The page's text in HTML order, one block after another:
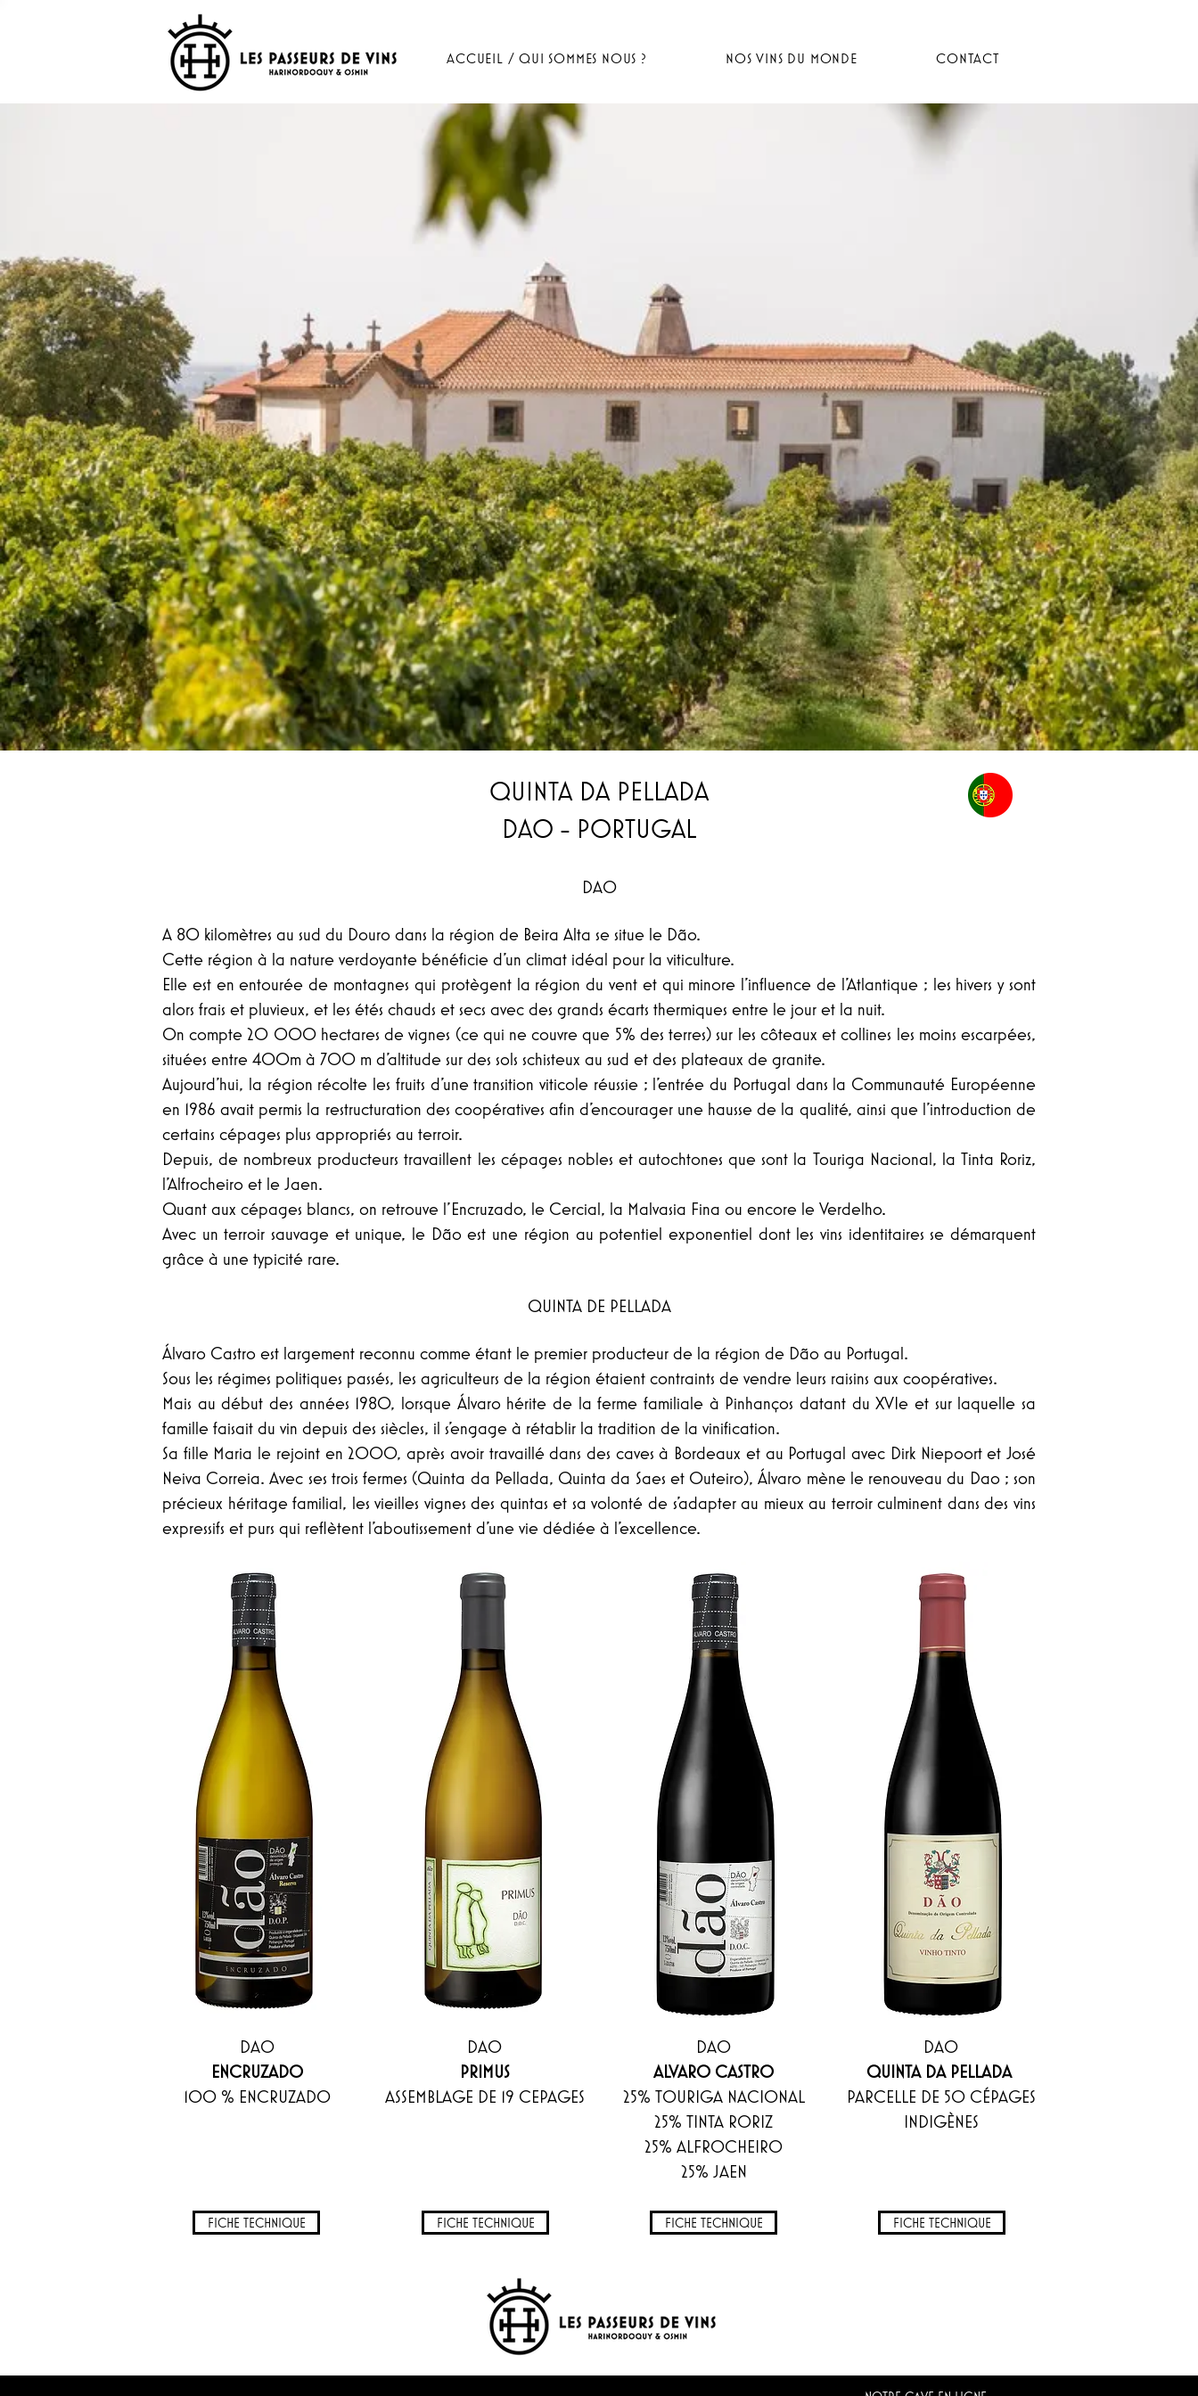
ACCUEIL / QUI SOMMES NOUS ? NOS VINS DU MONDE CONTACT
QUINTA DA PELLADA
DAO - PORTUGAL
DAO
A 80 kilomètres au sud du Douro dans la région de Beira Alta se situe le Dão.
Cette région à la nature verdoyante bénéficie d’un climat idéal pour la viticulture.
Elle est en entourée de montagnes qui protègent la région du vent et qui minore l’influence de l’Atlantique ; les hivers y sont
alors frais et pluvieux, et les étés chauds et secs avec des grands écarts thermiques entre le jour et la nuit.
On compte 20 000 hectares de vignes (ce qui ne couvre que 5% des terres) sur les côteaux et collines les moins escarpées,
situées entre 400m à 700 m d’altitude sur des sols schisteux au sud et des plateaux de granite.
Aujourd’hui, la région récolte les fruits d’une transition viticole réussie ; l'entrée du Portugal dans la Communauté Européenne
en 1986 avait permis la restructuration des coopératives afin d’encourager une hausse de la qualité, ainsi que l’introduction de
certains cépages plus appropriés au terroir.
Depuis, de nombreux producteurs travaillent les cépages nobles et autochtones que sont la Touriga Nacional, la Tinta Roriz,
l'Alfrocheiro et le Jaen.
Quant aux cépages blancs, on retrouve l’Encruzado, le Cercial, la Malvasia Fina ou encore le Verdelho.
Avec un terroir sauvage et unique, le Dão est une région au potentiel exponentiel dont les vins identitaires se démarquent
grâce à une typicité rare.
QUINTA DE PELLADA
Álvaro Castro est largement reconnu comme étant le premier producteur de la région de Dão au Portugal.
Sous les régimes politiques passés, les agriculteurs de la région étaient contraints de vendre leurs raisins aux coopératives.
Mais au début des années 1980, lorsque Álvaro hérite de la ferme familiale à Pinhanços datant du XVIe et sur laquelle sa
famille faisait du vin depuis des siècles, il s’engage à rétablir la tradition de la vinification.
Sa fille Maria le rejoint en 2000, après avoir travaillé dans des caves à Bordeaux et au Portugal avec Dirk Niepoort et José
Neiva Correia. Avec ses trois fermes (Quinta da Pellada, Quinta da Saes et Outeiro), Álvaro mène le renouveau du Dao ; son
précieux héritage familial, les vieilles vignes des quintas et sa volonté de s'adapter au mieux au terroir culminent dans des vins
expressifs et purs qui reflètent l'aboutissement d'une vie dédiée à l'excellence.
DAO
PRIMUS
ASSEMBLAGE DE 19 CEPAGES
DAO
ENCRUZADO
100 % ENCRUZADO
DAO
QUINTA DA PELLADA
PARCELLE DE 50 CÉPAGES
INDIGÈNES
DAO
ALVARO CASTRO
25% TOURIGA NACIONAL
25% TINTA RORIZ
25% ALFROCHEIRO
25% JAEN
FICHE TECHNIQUE FICHE TECHNIQUE FICHE TECHNIQUE FICHE TECHNIQUE